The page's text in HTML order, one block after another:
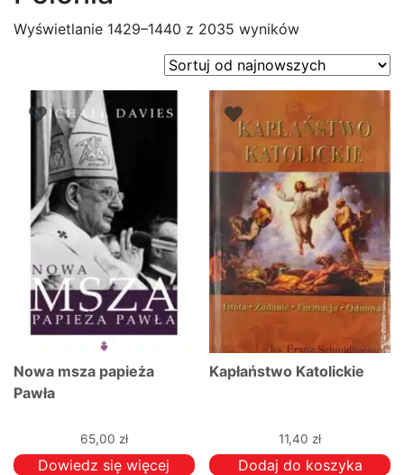
Wyświetlanie 1429–1440 z 2035 wynikówPosortowane
według
najnowszych
Nowa msza papieża
Pawła
65,00 zł
Dowiedz się więcej
Kapłaństwo Katolickie
11,40 zł
Dodaj do koszyka